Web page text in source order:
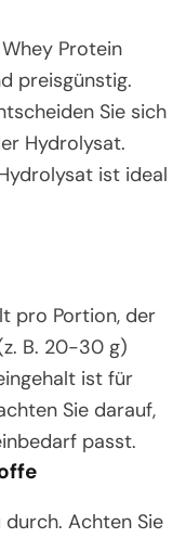
Whey Protein
preisgünstig.
Sie sich
Hydrolysat.
ist ideal
pro Portion, der
B. 20-30 g)
ist für
Sie darauf,
passt.
Achten Sie